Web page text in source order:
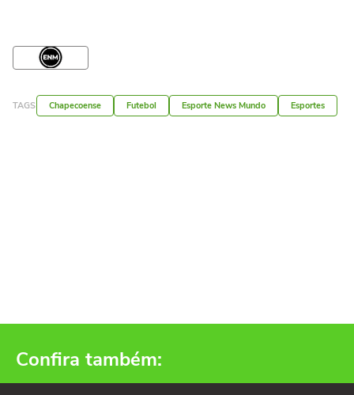
TAGS Chapecoense Futebol Esporte News Mundo Esportes
Confira também: